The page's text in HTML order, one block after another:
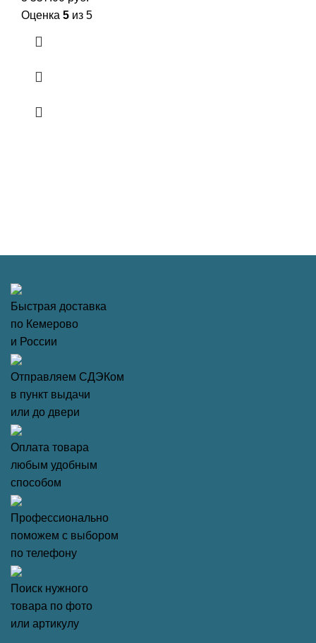
Оценка 5 из 5
Быстрая доставка
по Кемерово
и России
Отправляем СДЭКом
в пункт выдачи
или до двери
Оплата товара
любым удобным
способом
Профессионально
поможем с выбором
по телефону
Поиск нужного
товара по фото
или артикулу